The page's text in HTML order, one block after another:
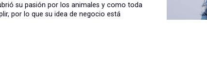
su pasión por los animales y como toda
por lo que su idea de negocio está